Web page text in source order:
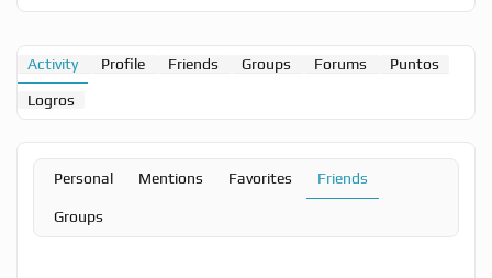
Activity Profile Friends Groups Forums Puntos
Logros
Personal Mentions Favorites Friends
Groups